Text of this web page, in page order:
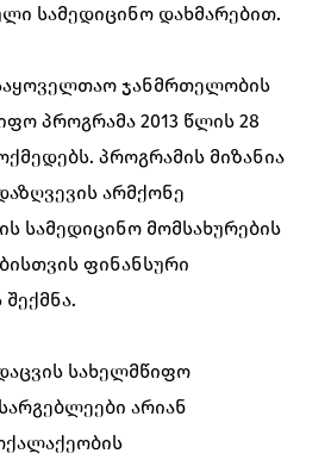
სამედიცინო დახმარებით.
ჯანმრთელობის
პროგრამა 2013 წლის 28
პროგრამის მიზანია
არმქონე
სამედიცინო მომსახურების
ფინანსური
სახელმწიფო
არიან